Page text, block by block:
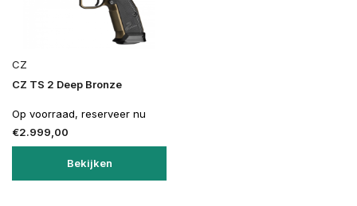
CZ
CZ TS 2 Deep Bronze
Op voorraad, reserveer nu
€2.999,00
Bekijken